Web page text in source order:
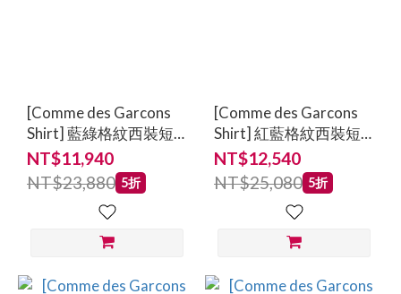
[Comme des Garcons
Shirt] 藍綠格紋西裝短
褲
NT$11,940
NT$23,880 5折
[Comme des Garcons
Shirt] 紅藍格紋西裝短
褲
NT$12,540
NT$25,080 5折